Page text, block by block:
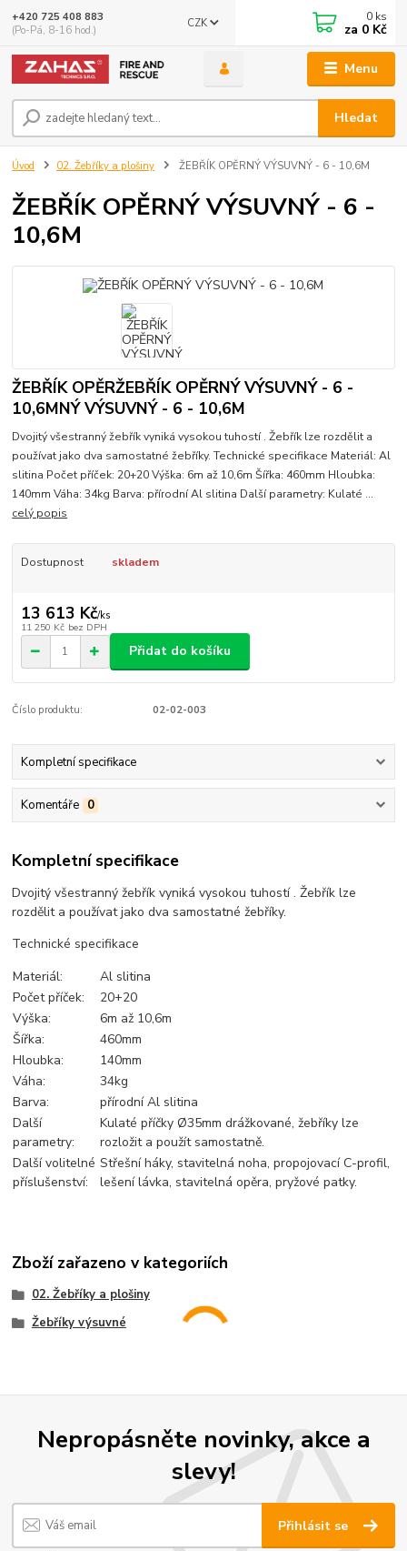
Menu
CZK
Hledat
+420 725 408 883
(Po-Pá, 8-16 hod.)
0 ks
za 0 Kč
Úvod 02. Žebříky a plošiny ŽEBŘÍK OPĚRNÝ VÝSUVNÝ - 6 - 10,6M
ŽEBŘÍK OPĚRNÝ VÝSUVNÝ - 6 -
10,6M
ŽEBŘÍK OPĚRŽEBŘÍK OPĚRNÝ VÝSUVNÝ - 6 -
10,6MNÝ VÝSUVNÝ - 6 - 10,6M
Dvojitý všestranný žebřík vyniká vysokou tuhostí . Žebřík lze rozdělit a
používat jako dva samostatné žebříky. Technické specifikace Materiál: Al
slitina Počet příček: 20+20 Výška: 6m až 10,6m Šířka: 460mm Hloubka:
140mm Váha: 34kg Barva: přírodní Al slitina Další parametry: Kulaté ...
celý popis
Dostupnost skladem
13 613 Kč/ks
11 250 Kč bez DPH
Přidat do košíku
Číslo produktu: 02-02-003
Kompletní specifikace
Komentáře 0
Kompletní specifikace
Dvojitý všestranný žebřík vyniká vysokou tuhostí . Žebřík lze
rozdělit a používat jako dva samostatné žebříky.
Technické specifikace
Materiál:
Al slitina
Počet příček:
20+20
Výška:
6m až 10,6m
Šířka:
460mm
Hloubka:
140mm
Váha:
34kg
Barva:
přírodní Al slitina
Další
parametry:
Kulaté příčky Ø35mm drážkované, žebříky lze
rozložit a použít samostatně.
Další volitelné
příslušenství:
Střešní háky, stavitelná noha, propojovací C-profil,
lešení lávka, stavitelná opěra, pryžové patky.
Zboží zařazeno v kategoriích
02. Žebříky a plošiny
Žebříky výsuvné
Nepropásněte novinky, akce a
slevy!
Přihlásit se